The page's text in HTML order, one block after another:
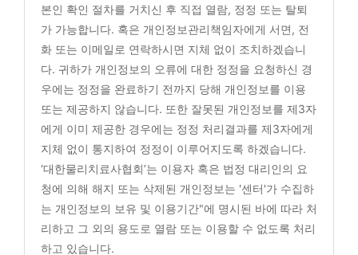
본인 확인 절차를 거치신 후 직접 열람, 정정 또는 탈퇴
가 가능합니다. 혹은 개인정보관리책임자에게 서면, 전
화 또는 이메일로 연락하시면 지체 없이 조치하겠습니
다. 귀하가 개인정보의 오류에 대한 정정을 요청하신 경
우에는 정정을 완료하기 전까지 당해 개인정보를 이용
또는 제공하지 않습니다. 또한 잘못된 개인정보를 제3자
에게 이미 제공한 경우에는 정정 처리결과를 제3자에게
지체 없이 통지하여 정정이 이루어지도록 하겠습니다.
‘대한물리치료사협회’는 이용자 혹은 법정 대리인의 요
청에 의해 해지 또는 삭제된 개인정보는 '센터'가 수집하
는 개인정보의 보유 및 이용기간"에 명시된 바에 따라 처
리하고 그 외의 용도로 열람 또는 이용할 수 없도록 처리
하고 있습니다.